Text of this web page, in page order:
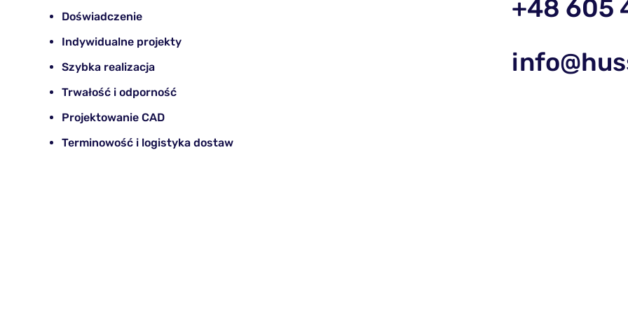
Doświadczenie
Indywidualne projekty
Szybka realizacja
Trwałość i odporność
Projektowanie CAD
Terminowość i logistyka dostaw
+48 605